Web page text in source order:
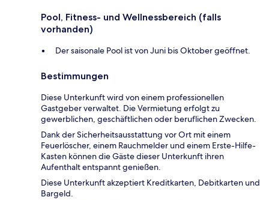
Pool, Fitness- und Wellnessbereich (falls
vorhanden)
Der saisonale Pool ist von Juni bis Oktober geöffnet.
Bestimmungen
Diese Unterkunft wird von einem professionellen
Gastgeber verwaltet. Die Vermietung erfolgt zu
gewerblichen, geschäftlichen oder beruflichen Zwecken.
Dank der Sicherheitsausstattung vor Ort mit einem
Feuerlöscher, einem Rauchmelder und einem Erste-Hilfe-
Kasten können die Gäste dieser Unterkunft ihren
Aufenthalt entspannt genießen.
Diese Unterkunft akzeptiert Kreditkarten, Debitkarten und
Bargeld.